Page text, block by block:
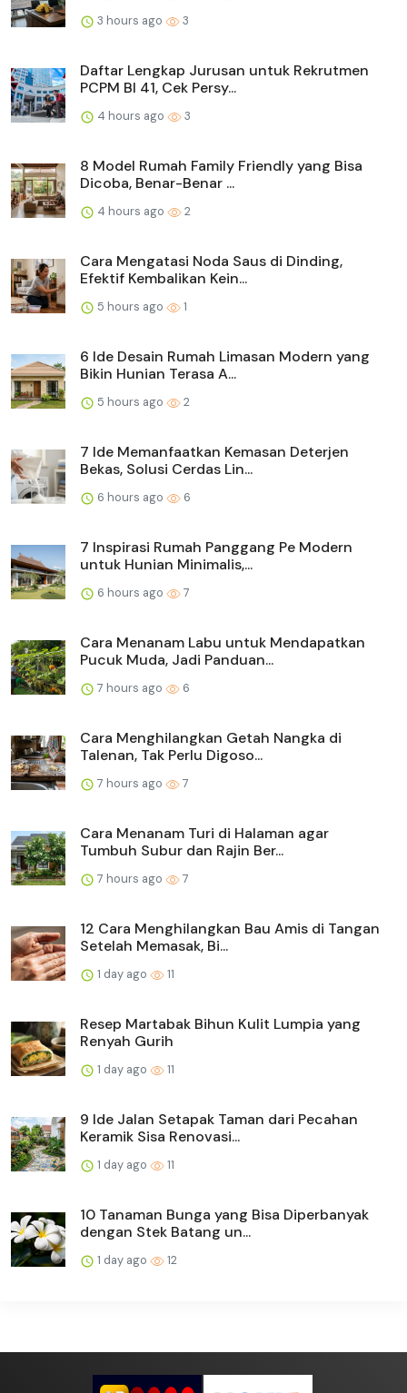
3 hours ago 3
Daftar Lengkap Jurusan untuk Rekrutmen
PCPM BI 41, Cek Persy...
4 hours ago 3
8 Model Rumah Family Friendly yang Bisa
Dicoba, Benar-Benar ...
4 hours ago 2
Cara Mengatasi Noda Saus di Dinding,
Efektif Kembalikan Kein...
5 hours ago 1
6 Ide Desain Rumah Limasan Modern yang
Bikin Hunian Terasa A...
5 hours ago 2
7 Ide Memanfaatkan Kemasan Deterjen
Bekas, Solusi Cerdas Lin...
6 hours ago 6
7 Inspirasi Rumah Panggang Pe Modern
untuk Hunian Minimalis,...
6 hours ago 7
Cara Menanam Labu untuk Mendapatkan
Pucuk Muda, Jadi Panduan...
7 hours ago 6
Cara Menghilangkan Getah Nangka di
Talenan, Tak Perlu Digoso...
7 hours ago 7
Cara Menanam Turi di Halaman agar
Tumbuh Subur dan Rajin Ber...
7 hours ago 7
12 Cara Menghilangkan Bau Amis di Tangan
Setelah Memasak, Bi...
1 day ago 11
Resep Martabak Bihun Kulit Lumpia yang
Renyah Gurih
1 day ago 11
9 Ide Jalan Setapak Taman dari Pecahan
Keramik Sisa Renovasi...
1 day ago 11
10 Tanaman Bunga yang Bisa Diperbanyak
dengan Stek Batang un...
1 day ago 12